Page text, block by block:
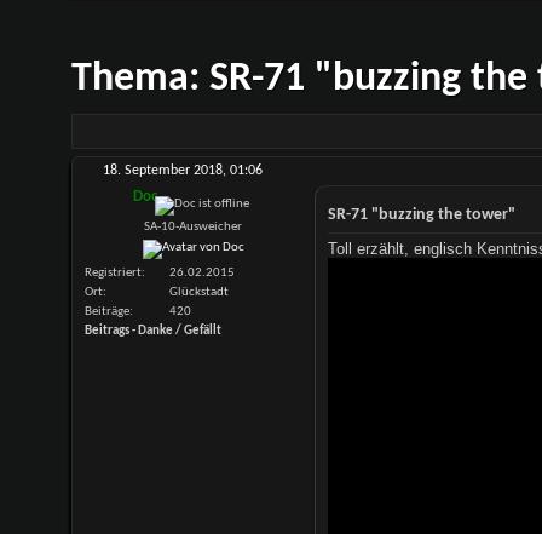
Thema: SR-71 "buzzing
18. September 2018, 01:06
Doc
SA-10-Ausweicher
Registriert
26.02.2015
Ort
Glückstadt
Beiträge
420
Beitrags - Danke / Gefällt
SR-71 "buzzing the tower"
Toll erzählt, englisch